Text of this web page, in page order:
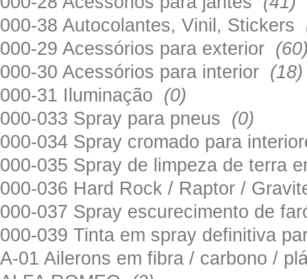
000-38 Autocolantes, Vinil, Stickers
000-29 Acessórios para exterior
000-30 Acessórios para interior (18)
000-31 Iluminação (0)
000-033 Spray para pneus (0)
000-034 Spray cromado para
000-035 Spray de limpeza de terra
000-036 Hard Rock / Raptor /
000-037 Spray escurecimento de
000-039 Tinta em spray definitiva
A-01 Ailerons em fibra / carbono /